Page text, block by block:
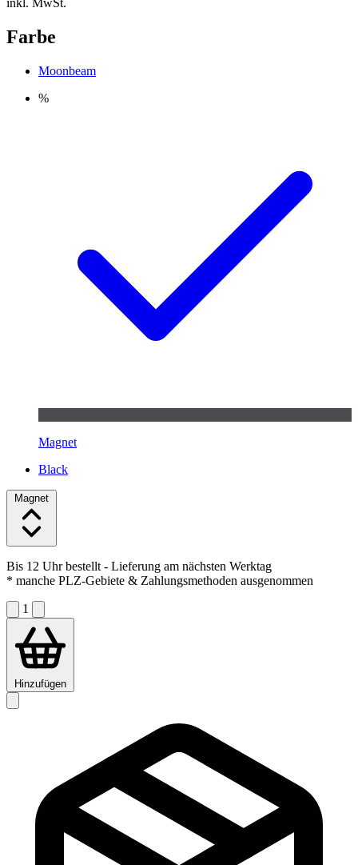
Farbe
Moonbeam
%
Magnet
Black
Magnet
Bis 12 Uhr bestellt - Lieferung am nächsten Werktag
* manche PLZ-Gebiete & Zahlungsmethoden ausgenommen
1
Hinzufügen